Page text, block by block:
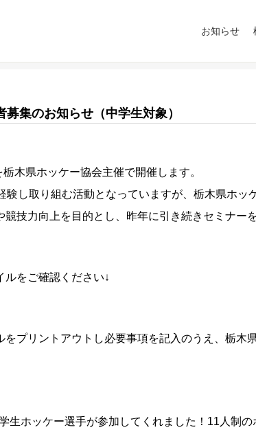
お知らせ
集のお知らせ（中学生対象）
木県ホッケー協会主催で開催します。
し取り組む活動となっていますが、栃木県ホッ
技力向上を目的とし、昨年に引き続きセミナー
ルをご確認ください↓
プリントアウトし必要事項を記入のうえ、栃木
ホッケー選手が参加してくれました！11人制の